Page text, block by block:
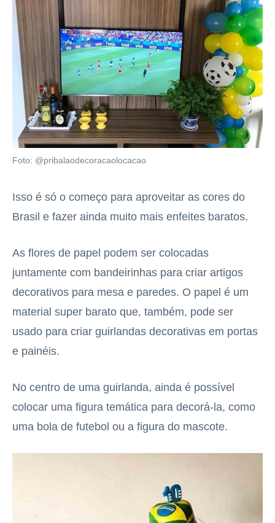
Foto: @pribalaodecoracaolocacao
Isso é só o começo para aproveitar as cores do
Brasil e fazer ainda muito mais enfeites baratos.
As flores de papel podem ser colocadas
juntamente com bandeirinhas para criar artigos
decorativos para mesa e paredes. O papel é um
material super barato que, também, pode ser
usado para criar guirlandas decorativas em portas
e painéis.
No centro de uma guirlanda, ainda é possível
colocar uma figura temática para decorá-la, como
uma bola de futebol ou a figura do mascote.